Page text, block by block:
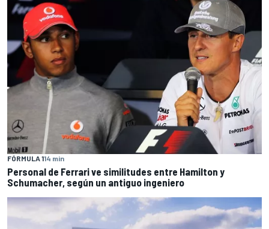
FÓRMULA 114 min
Personal de Ferrari ve similitudes entre Hamilton y
Schumacher, según un antiguo ingeniero